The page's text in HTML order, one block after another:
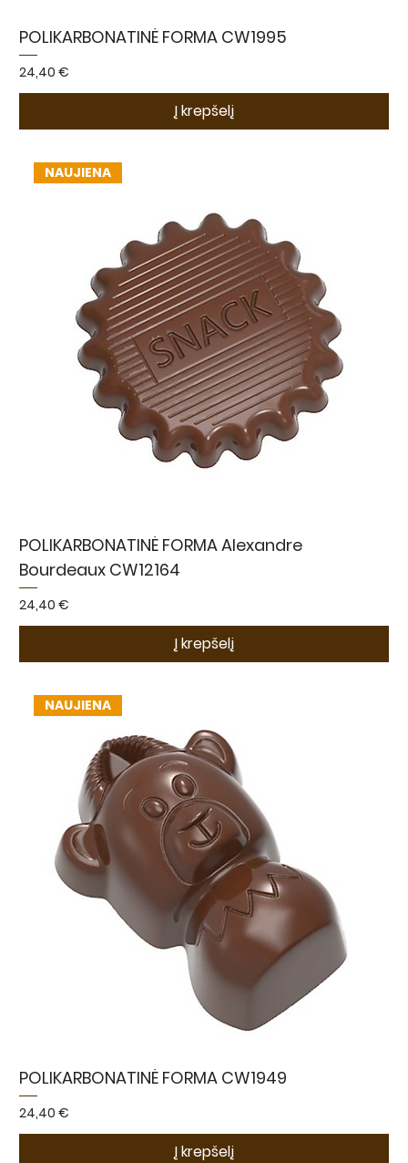
POLIKARBONATINĖ FORMA CW1995
Kaina
24,40 €
Į krepšelį
NAUJIENA
POLIKARBONATINĖ FORMA Alexandre
Bourdeaux CW12164
Kaina
24,40 €
Į krepšelį
NAUJIENA
POLIKARBONATINĖ FORMA CW1949
Kaina
24,40 €
Į krepšelį